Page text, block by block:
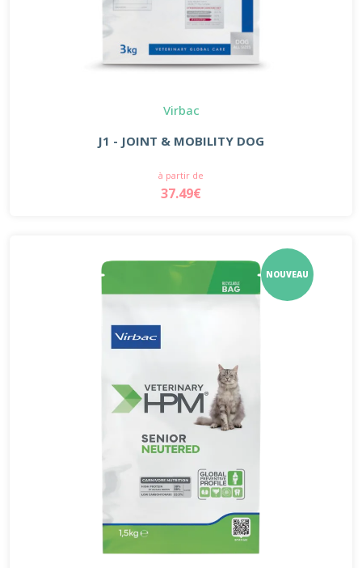
Virbac
J1 - JOINT & MOBILITY DOG
à partir de
37.49€
NOUVEAU